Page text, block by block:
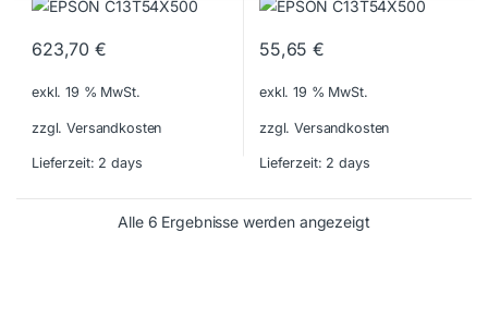
623,70€
exkl. 19 % MwSt.
zzgl. Versandkosten
Lieferzeit: 2 days
55,65€
exkl. 19 % MwSt.
zzgl. Versandkosten
Lieferzeit: 2 days
Alle 6 Ergebnisse werden angezeigt